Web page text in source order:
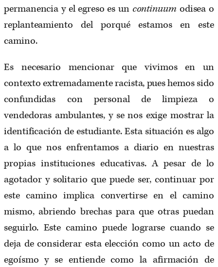
permanencia y el egreso es un continuum odisea o
replanteamiento del porqué estamos en este
camino.
Es necesario mencionar que vivimos en un
contexto extremadamente racista, pues hemos sido
confundidas con personal de limpieza o
vendedoras ambulantes, y se nos exige mostrar la
identificación de estudiante. Esta situación es algo
a lo que nos enfrentamos a diario en nuestras
propias instituciones educativas. A pesar de lo
agotador y solitario que puede ser, continuar por
este camino implica convertirse en el camino
mismo, abriendo brechas para que otras puedan
seguirlo. Este camino puede lograrse cuando se
deja de considerar esta elección como un acto de
egoísmo y se entiende como la afirmación de